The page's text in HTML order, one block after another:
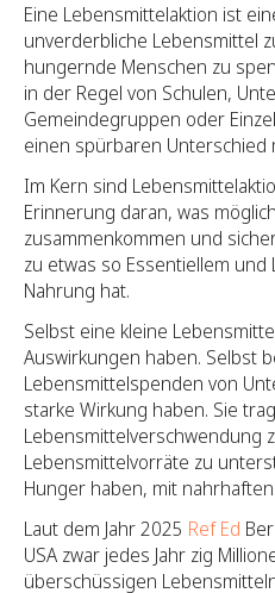
Eine Lebensmittelaktion ist
unverderbliche Lebensmittel
hungernde Menschen zu
in der Regel von Schulen,
Gemeindegruppen oder
einen spürbaren Unterschied
Im Kern sind
Erinnerung daran, was
zusammenkommen und
zu etwas so Essentiellem
Nahrung hat.
Selbst eine kleine
Auswirkungen haben. Selbst
Lebensmittelspenden von
starke Wirkung haben. Sie
Lebensmittelverschwendung
Lebensmittelvorräte zu
Hunger haben, mit
Laut dem Jahr 2025 Ref Ed
USA zwar jedes Jahr zig
überschüssigen